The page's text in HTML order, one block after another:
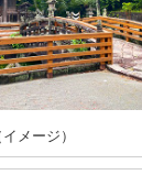
メージ）